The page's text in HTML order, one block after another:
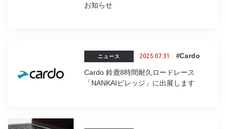
お知らせ
ニュース 2025.07.31 #Cardo
Cardo 鈴鹿8時間耐久ロードレース
「NANKAIビレッジ」に出展します